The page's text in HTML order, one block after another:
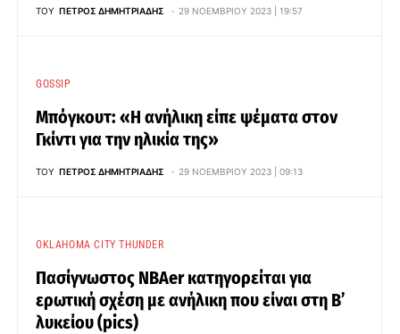
ΤΟΥ ΠΈΤΡΟΣ ΔΗΜΗΤΡΙΆΔΗΣ 29 ΝΟΕΜΒΡΊΟΥ 2023 | 19:57
GOSSIP
Μπόγκουτ: «Η ανήλικη είπε ψέματα στον
Γκίντι για την ηλικία της»
ΤΟΥ ΠΈΤΡΟΣ ΔΗΜΗΤΡΙΆΔΗΣ 29 ΝΟΕΜΒΡΊΟΥ 2023 | 09:13
OKLAHOMA CITY THUNDER
Πασίγνωστος NBAer κατηγορείται για
ερωτική σχέση με ανήλικη που είναι στη Β’
λυκείου (pics)